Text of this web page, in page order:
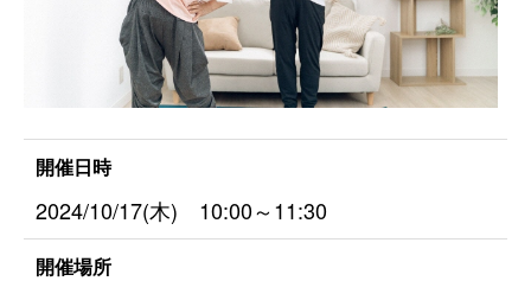
開催日時
2024/10/17(木) 10:00～11:30
開催場所